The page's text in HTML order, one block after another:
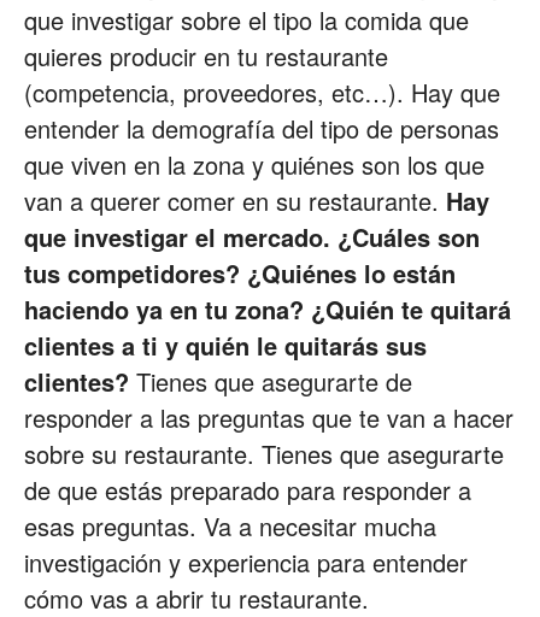
que investigar sobre el tipo la comida que
quieres producir en tu restaurante
(competencia, proveedores, etc…). Hay que
entender la demografía del tipo de personas
que viven en la zona y quiénes son los que
van a querer comer en su restaurante. Hay
que investigar el mercado. ¿Cuáles son
tus competidores? ¿Quiénes lo están
haciendo ya en tu zona? ¿Quién te quitará
clientes a ti y quién le quitarás sus
clientes? Tienes que asegurarte de
responder a las preguntas que te van a hacer
sobre su restaurante. Tienes que asegurarte
de que estás preparado para responder a
esas preguntas. Va a necesitar mucha
investigación y experiencia para entender
cómo vas a abrir tu restaurante.